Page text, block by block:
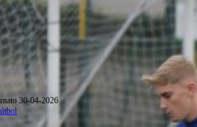
30-04-2026